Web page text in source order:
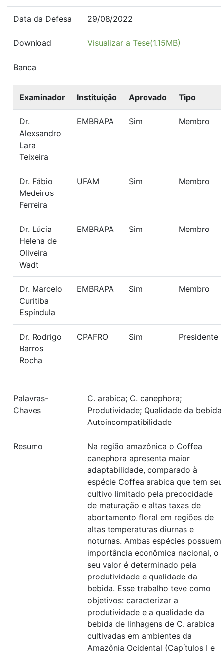
Data da Defesa 29/08/2022
Download Visualizar a Tese(1.15MB)
Banca
Examinador Instituição Aprovado Tipo
Dr.
Alexsandro
Lara
Teixeira
EMBRAPA Sim Membro
Dr. Fábio
Medeiros
Ferreira
UFAM Sim Membro
Dr. Lúcia
Helena de
Oliveira
Wadt
EMBRAPA Sim Membro
Dr. Marcelo
Curitiba
Espíndula
EMBRAPA Sim Membro
Dr. Rodrigo
Barros
Rocha
CPAFRO Sim Presidente
Palavras-
Chaves
C. arabica; C. canephora;
Produtividade; Qualidade da
Autoincompatibilidade
Resumo
Na região amazônica o Coffea
canephora apresenta maior
adaptabilidade, comparado à
espécie Coffea arabica que tem
cultivo limitado pela precocidade
de maturação e altas taxas de
abortamento floral em regiões de
altas temperaturas diurnas e
noturnas. Ambas espécies possuem
importância econômica nacional, o
seu valor é determinado pela
produtividade e qualidade da
bebida. Esse trabalho teve como
objetivos: caracterizar a
produtividade e a qualidade da
bebida de linhagens de C. arabica
cultivadas em ambientes da
Amazônia Ocidental (Capítulos I e